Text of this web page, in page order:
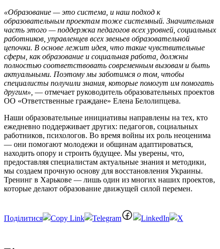
«Образование — это система, и наш подход к
образовательным проектам тоже системный. Значительная
часть этого — поддержка педагогов всех уровней, социальных
работников, управленцев всех звеньев образовательной
цепочки. В основе лежит идея, что такие чувствительные
сферы, как образование и социальная работа, должны
полностью соответствовать современным вызовам и быть
актуальными. Поэтому мы заботимся о том, чтобы
специалисты получили знания, которые помогут им помогать
другим», — отмечает руководитель образовательных проектов
ОО «Ответственные граждане» Елена Белолипцева.
Наши образовательные инициативы направлены на тех, кто
ежедневно поддерживает других: педагогов, социальных
работников, психологов. Во время войны их роль неоценима
— они помогают молодежи и общинам адаптироваться,
находить опору и строить будущее. Мы уверены, что,
предоставляя специалистам актуальные знания и методики,
мы создаем прочную основу для восстановления Украины.
Тренинг в Харькове — лишь один из многих наших проектов,
которые делают образование движущей силой перемен.